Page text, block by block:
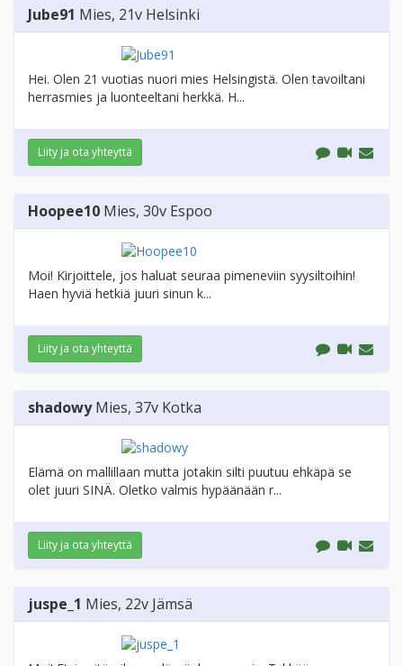
Jube91 Mies, 21v Helsinki
Hei. Olen 21 vuotias nuori mies Helsingistä. Olen tavoiltani
herrasmies ja luonteeltani herkkä. H...
Liity ja ota yhteyttä
Hoopee10 Mies, 30v Espoo
Moi! Kirjoittele, jos haluat seuraa pimeneviin syysiltoihin!
Haen hyviä hetkiä juuri sinun k...
Liity ja ota yhteyttä
shadowy Mies, 37v Kotka
Elämä on mallillaan mutta jotakin silti puutuu ehkäpä se
olet juuri SINÄ. Oletko valmis hypäänään r...
Liity ja ota yhteyttä
juspe_1 Mies, 22v Jämsä